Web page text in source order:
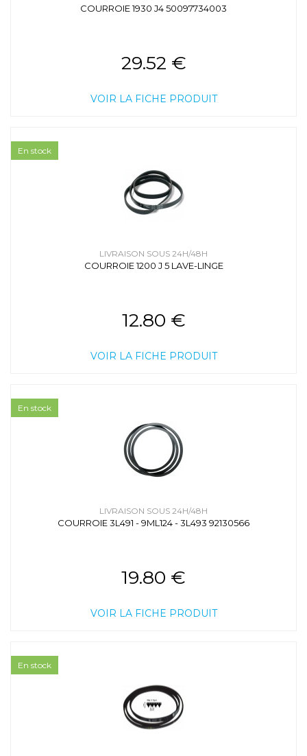
COURROIE 1930 J4 50097734003
29.52 €
VOIR LA FICHE PRODUIT
LIVRAISON SOUS 24H/48H
COURROIE 1200 J 5 LAVE-LINGE
12.80 €
VOIR LA FICHE PRODUIT
En stock
LIVRAISON SOUS 24H/48H
COURROIE 3L491 - 9ML124 - 3L493 92130566
19.80 €
VOIR LA FICHE PRODUIT
En stock
En stock